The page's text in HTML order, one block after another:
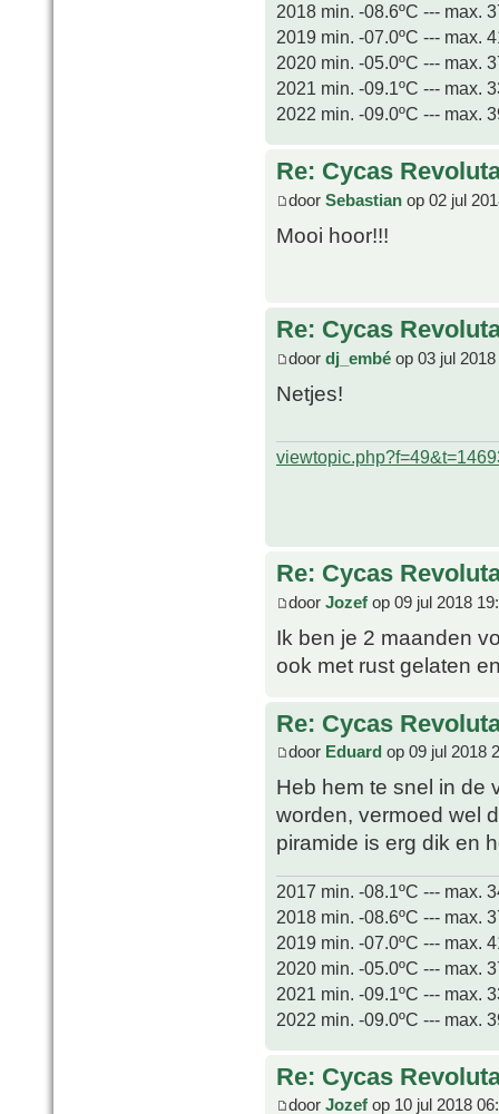
2018 min. -08.6ºC --- max.
2019 min. -07.0ºC --- max.
2020 min. -05.0ºC --- max.
2021 min. -09.1ºC --- max.
2022 min. -09.0ºC --- max.
Re: Cycas
door Sebastian op 02 jul
Mooi hoor!!!
Re: Cycas
door dj_embé op 03 jul
Netjes!
Re: Cycas
door Jozef op 09 jul 2018
Ik ben je 2 maanden
ook met rust gelaten
Re: Cycas
door Eduard op 09 jul 2018
Heb hem te snel in de
worden, vermoed wel
piramide is erg dik en
2017 min. -08.1ºC --- max.
2018 min. -08.6ºC --- max.
2019 min. -07.0ºC --- max.
2020 min. -05.0ºC --- max.
2021 min. -09.1ºC --- max.
2022 min. -09.0ºC --- max.
Re: Cycas
door Jozef op 10 jul 2018